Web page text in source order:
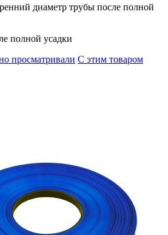
диаметр трубы после полной
полной усадки
просматривали С этим товаром